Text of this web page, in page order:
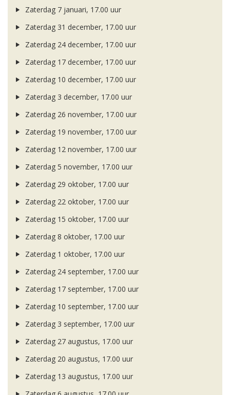
Zaterdag 7 januari, 17.00 uur
Zaterdag 31 december, 17.00 uur
Zaterdag 24 december, 17.00 uur
Zaterdag 17 december, 17.00 uur
Zaterdag 10 december, 17.00 uur
Zaterdag 3 december, 17.00 uur
Zaterdag 26 november, 17.00 uur
Zaterdag 19 november, 17.00 uur
Zaterdag 12 november, 17.00 uur
Zaterdag 5 november, 17.00 uur
Zaterdag 29 oktober, 17.00 uur
Zaterdag 22 oktober, 17.00 uur
Zaterdag 15 oktober, 17.00 uur
Zaterdag 8 oktober, 17.00 uur
Zaterdag 1 oktober, 17.00 uur
Zaterdag 24 september, 17.00 uur
Zaterdag 17 september, 17.00 uur
Zaterdag 10 september, 17.00 uur
Zaterdag 3 september, 17.00 uur
Zaterdag 27 augustus, 17.00 uur
Zaterdag 20 augustus, 17.00 uur
Zaterdag 13 augustus, 17.00 uur